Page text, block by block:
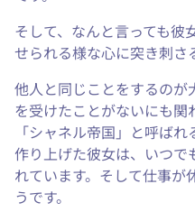
そして、なんと言っても彼
せられる様な心に突き刺さ
他人と同じことをするのが
を受けたことがないにも関
「シャネル帝国」と呼ば
作り上げた彼女は、いつ
れています。そして仕事が
うです。